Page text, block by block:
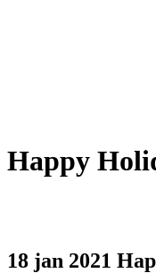
Happy
18 jan 2021